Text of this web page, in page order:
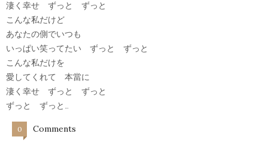
淒く幸せ ずっと ずっと
こんな私だけど
あなたの側でいつも
いっぱい笑ってたい ずっと ずっと
こんな私だけを
愛してくれて 本當に
淒く幸せ ずっと ずっと
ずっと ずっと…
0 Comments